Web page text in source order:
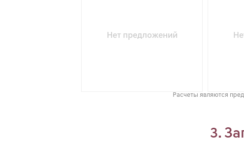
Нет предложений
Расчеты являются
3.